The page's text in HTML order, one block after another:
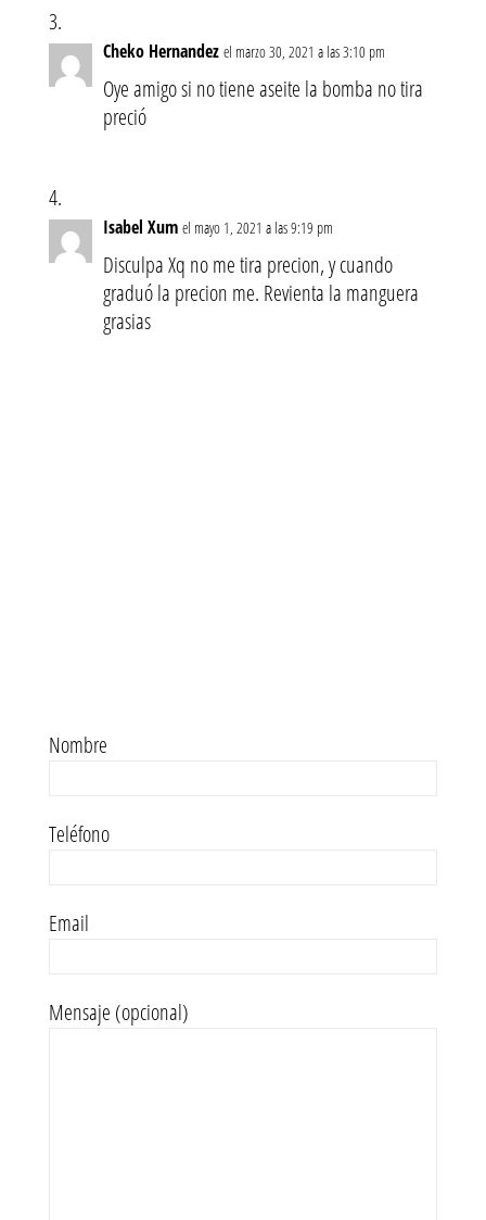
Cheko Hernandez el marzo 30, 2021 a las 3:10 pm
Oye amigo si no tiene aseite la bomba no tira
preció
Isabel Xum el mayo 1, 2021 a las 9:19 pm
Disculpa Xq no me tira precion, y cuando
graduó la precion me. Revienta la manguera
grasias
Nombre
Teléfono
Email
Mensaje (opcional)